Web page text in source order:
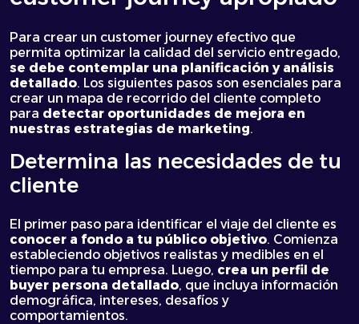
Para crear un customer journey efectivo que
permita optimizar la calidad del servicio entregado,
se debe contemplar una planificación y análisis
detallado. Los siguientes pasos son esenciales para
crear un mapa de recorrido del cliente completo
para detectar oportunidades de mejora en
nuestras estrategias de marketing.
Determina las necesidades de tu
cliente
El primer paso para identificar el viaje del cliente es
conocer a fondo a tu público objetivo. Comienza
estableciendo objetivos realistas y medibles en el
tiempo para tu empresa. Luego, crea un perfil de
buyer persona detallado, que incluya información
demográfica, intereses, desafíos y
comportamientos.